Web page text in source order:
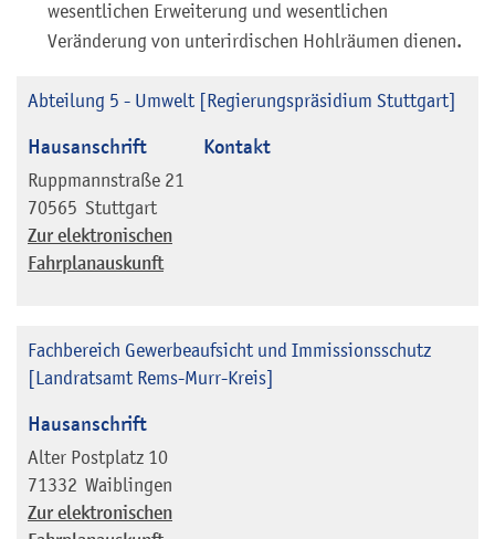
wesentlichen Erweiterung und wesentlichen
Veränderung von unterirdischen Hohlräumen dienen.
Abteilung 5 - Umwelt [Regierungspräsidium Stuttgart]
Hausanschrift
Ruppmannstraße 21
70565 Stuttgart
Zur elektronischen
Fahrplanauskunft
Kontakt
Fachbereich Gewerbeaufsicht und Immissionsschutz
[Landratsamt Rems-Murr-Kreis]
Hausanschrift
Alter Postplatz 10
71332 Waiblingen
Zur elektronischen